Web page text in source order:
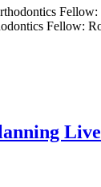
Fellow:
Live